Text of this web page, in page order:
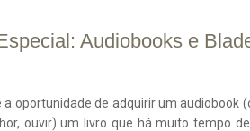
Audiobooks e
a oportunidade de adquirir um audiobook
ouvir) um livro que há muito tempo